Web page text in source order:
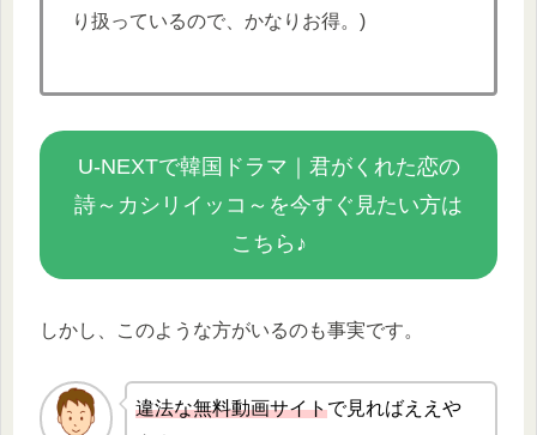
り扱っているので、かなりお得。)
U-NEXTで韓国ドラマ｜君がくれた恋の
詩～カシリイッコ～を今すぐ見たい方は
こちら♪
しかし、このような方がいるのも事実です。
違法な無料動画サイトで見ればええや